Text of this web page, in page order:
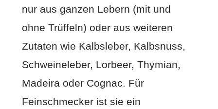
nur aus ganzen Lebern (mit und
ohne Trüffeln) oder aus weiteren
Zutaten wie Kalbsleber, Kalbsnuss,
Schweineleber, Lorbeer, Thymian,
Madeira oder Cognac. Für
Feinschmecker ist sie ein